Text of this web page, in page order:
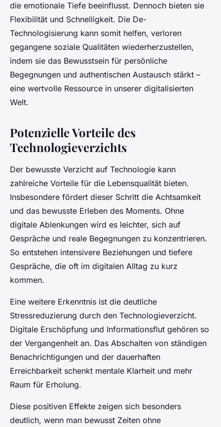
die emotionale Tiefe beeinflusst. Dennoch bieten sie
Flexibilität und Schnelligkeit. Die De-
Technologisierung kann somit helfen, verloren
gegangene soziale Qualitäten wiederherzustellen,
indem sie das Bewusstsein für persönliche
Begegnungen und authentischen Austausch stärkt –
eine wertvolle Ressource in unserer digitalisierten
Welt.
Potenzielle Vorteile des
Technologieverzichts
Der bewusste Verzicht auf Technologie kann
zahlreiche Vorteile für die Lebensqualität bieten.
Insbesondere fördert dieser Schritt die Achtsamkeit
und das bewusste Erleben des Moments. Ohne
digitale Ablenkungen wird es leichter, sich auf
Gespräche und reale Begegnungen zu konzentrieren.
So entstehen intensivere Beziehungen und tiefere
Gespräche, die oft im digitalen Alltag zu kurz
kommen.
Eine weitere Erkenntnis ist die deutliche
Stressreduzierung durch den Technologieverzicht.
Digitale Erschöpfung und Informationsflut gehören so
der Vergangenheit an. Das Abschalten von ständigen
Benachrichtigungen und der dauerhaften
Erreichbarkeit schenkt mentale Klarheit und mehr
Raum für Erholung.
Diese positiven Effekte zeigen sich besonders
deutlich, wenn man bewusst Zeiten ohne